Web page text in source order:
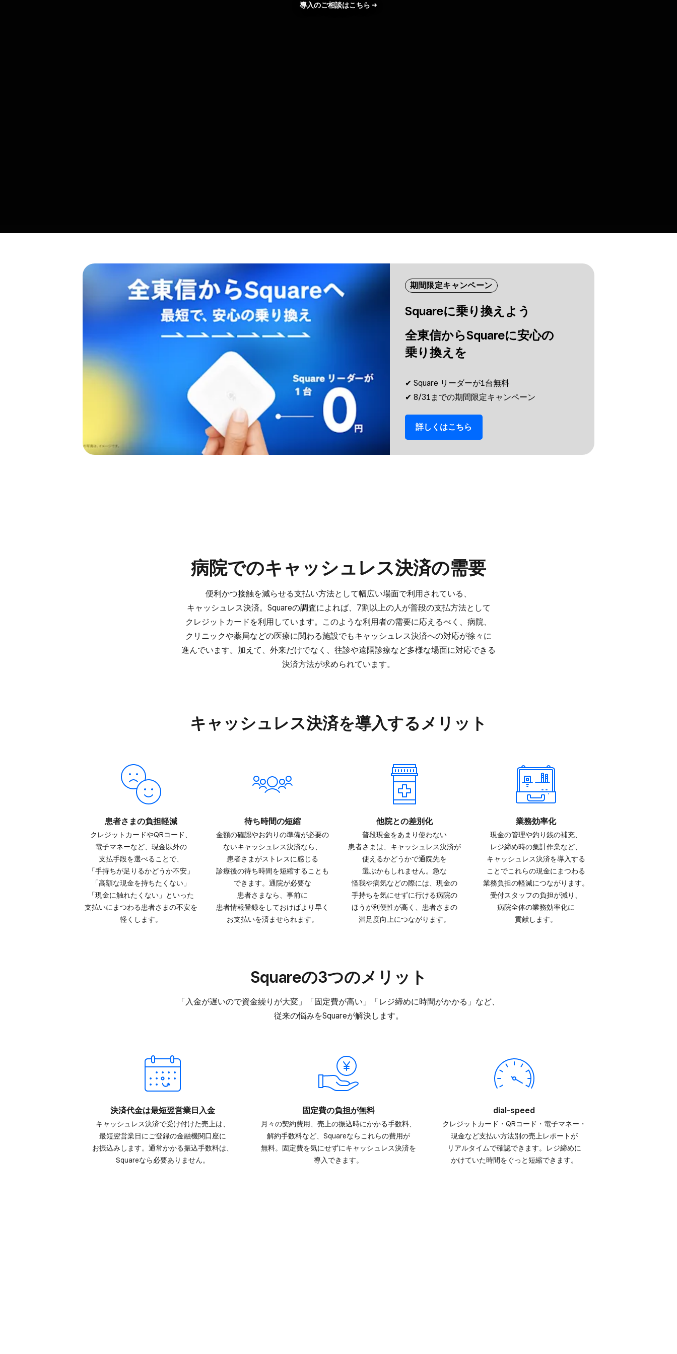
導入の​ご相談は​こちら
期間限定キャンペーン
Squareに​乗り換えよう
全東​信から​Squareに​安心の​
乗り換えを
✔︎ Square リーダーが​1台無料
✔︎ 8/31までの​期間限定キャンペーン
詳しくは​こちら
病院での​キャッシュレス決済の​需要
便利かつ接触を​減らせる​支払い方​法と​して​幅広い​場面で​利用されている、​
キャッシュレス決済。​Squareの​調査に​よれば、​7割以上の​人が​普段の​支払方​法と​して​
クレジットカードを​利用しています。​このような​利用者の​需要に​応えるべく、​病院、​
クリニックや​薬局などの​医療に​関わる​施設でも​キャッシュレス決済への​対応が​徐々に​
進んでいます。​加えて、​外来だけでなく、​往診や​遠隔診療など​多様な​場面に​対応できる​
決済方​法が​求められています。
キャッシュレス決済を​導入する​メリット
患者さまの​負担軽減
クレジットカードや​QRコード、​
電子マネーなど、​現金以外の​
支払手段を​選べる​ことで、​
「手持ちが​足りるか​どうか​不安」​
「高額な​現金を​持ちたくない」​
「現金に​触れたくない」と​いった​
支払いに​まつわる​患者さまの​不安を​
軽くします。
待ち時間の​短縮
金額の​確認や​お釣りの​準備が​必要の​
ない​キャッシュレス決済なら、​
患者さまが​ストレスに​感じる​
診療後の​待ち時間を​短縮する​ことも​
できます。​通院が​必要な​
患者さまなら、​事前に​
患者情報登録を​しておけばより​早く​
お支払いを​済ませられます。
他院との​差別化
普段現金を​あまり​使わない​
患者さまは、​キャッシュレス決済が​
使えるか​どうかで​通院先を​
選ぶかもしれません。​急な​
怪我や病気などの​際には、​現金の​
手持ちを​気に​せずに​行ける​病院の​
ほうが​利便性が​高く、​患者さまの​
満足度向上に​つながります。
業務効率化
現金の​管理や​釣り銭の​補充、​
レジ締め時の​集計作業など、​
キャッシュレス決済を​導入する​
ことで​これらの​現金に​まつわる​
業務負担の​軽減に​つながります。​
受付スタッフの​負担が​減り、​
病院全体の​業務効率化に​
貢献します。
Squareの​3つの​メリット
「入金が​遅いので​資金繰りが​大変」​「固定費が​高い」​「レジ締めに​時間が​かかる」など、​
従来の​悩みを​Squareが​解決します。
決済代金は​最短翌営業日入金
キャッシュレス決済で​受け付けた売上は、​
最短翌営業日に​ご登録の​金融機関​口座に​
お振込みします。​通常かかる​振込手数料は、​
Squareなら​必要ありません。
固定費の​負担が​無料
月々の​契約費用、​売上の​振込時に​かかる​手数料、​
解約手数料など、​Squareなら​これらの​費用が​
無料。​固定費を​気に​せずに​キャッシュレス決済を​
導入できます。
dial-speed
クレジットカード・QRコード・電子マネー・​
現金など​支払い方​法別の​売上レポートが​
リアルタイムで​確認できます。​レジ締めに​
かけていた​時間を​ぐっと​短縮できます。